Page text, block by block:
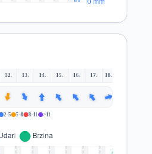
12. 13. 14. 15. 16. 17. 18.